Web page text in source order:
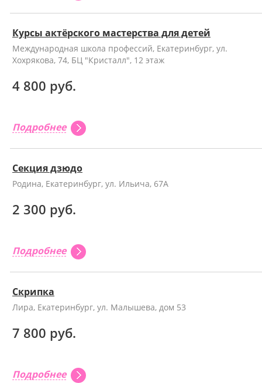
Курсы актёрского мастерства для детей
Международная школа профессий, Екатеринбург, ул.
Хохрякова, 74, БЦ "Кристалл", 12 этаж
4 800 руб.
Подробнее
Секция дзюдо
Родина, Екатеринбург, ул. Ильича, 67А
2 300 руб.
Подробнее
Скрипка
Лира, Екатеринбург, ул. Малышева, дом 53
7 800 руб.
Подробнее